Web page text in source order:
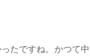
たですね。かつて中